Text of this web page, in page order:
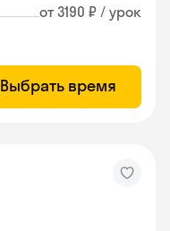
от 3190 ₽ / урок
Выбрать время